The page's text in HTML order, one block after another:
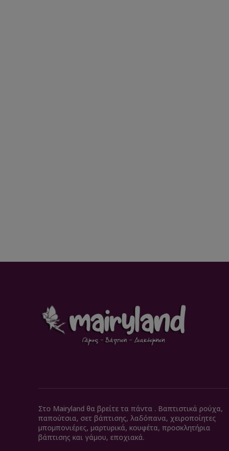
Στο Mairyland θα βρείτε τα πάντα . Βαπτιστικά ρούχα,
παπούτσια, σετ βάπτισης, λαδόπανα, χειροποίητες
μπομπονιέρες, μαρτυρικά, κουφέτα, προσκλητήρια
βάπτισης και γάμου, εποχιακά.